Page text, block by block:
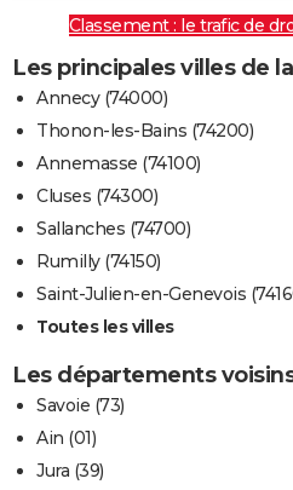
Classement : le trafic de
Les principales villes de
Annecy (74000)
Thonon-les-Bains (74200)
Annemasse (74100)
Cluses (74300)
Sallanches (74700)
Rumilly (74150)
Saint-Julien-en-Genevois
Toutes les villes
Les départements
Savoie (73)
Ain (01)
Jura (39)